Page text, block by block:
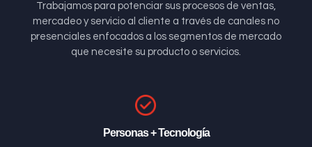
Trabajamos para potenciar sus procesos de ventas,
mercadeo y servicio al cliente a través de canales no
presenciales enfocados a los segmentos de mercado
que necesite su producto o servicios.
Personas + Tecnología